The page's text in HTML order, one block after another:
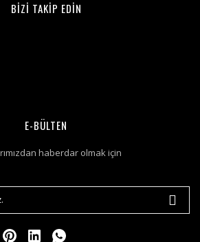
BİZİ TAKİP EDİN
E-BÜLTEN
haberdar olmak için